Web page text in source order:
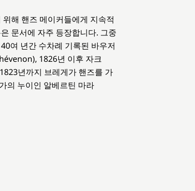
해 핸즈 메이커들에게 지속적
문서에 자주 등장합니다. 그중
여 년간 수차례 기록된 바우저
1826년 이후 자크
년까지 브레게가 핸즈를 가
의 누이인 알베르틴 마라